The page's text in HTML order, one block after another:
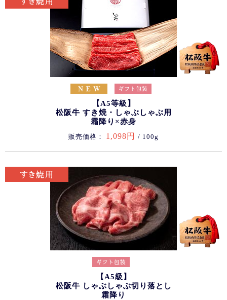
【A5等級】
松阪牛 すき焼・しゃぶしゃぶ用
霜降り×赤身
販売価格： 1,098円 / 100g
【A5級】
松阪牛 しゃぶしゃぶ切り落とし
霜降り